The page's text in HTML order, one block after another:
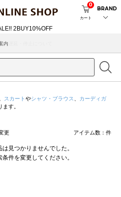
カート
0
BRAND
内
スカート やシャツ・ブラウス
カーディガ
す。
更 アイテム数： 件
見つかりませんでした。
件を変更してください。